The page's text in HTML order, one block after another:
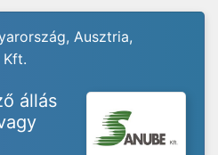
Ausztria,
Kft.
állás